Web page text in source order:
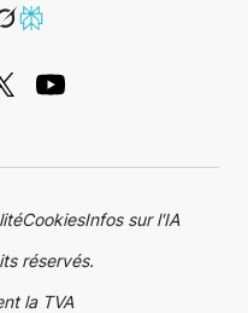
CookiesInfos sur l'IA
réservés.
la TVA